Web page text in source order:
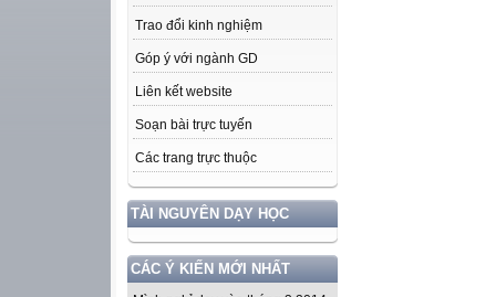
Trao đổi kinh nghiệm
Góp ý với ngành GD
Liên kết website
Soạn bài trực tuyến
Các trang trực thuộc
TÀI NGUYÊN DẠY HỌC
CÁC Ý KIẾN MỚI NHẤT